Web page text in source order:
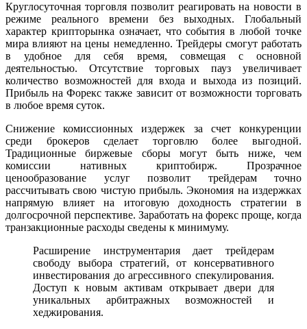
Круглосуточная торговля позволит реагировать на новости в
режиме реального времени без выходных. Глобальный
характер крипторынка означает, что события в любой точке
мира влияют на цены немедленно. Трейдеры смогут работать
в удобное для себя время, совмещая с основной
деятельностью. Отсутствие торговых пауз увеличивает
количество возможностей для входа и выхода из позиций.
Прибыль на Форекс также зависит от возможности торговать
в любое время суток.
Снижение комиссионных издержек за счет конкуренции
среди брокеров сделает торговлю более выгодной.
Традиционные биржевые сборы могут быть ниже, чем
комиссии нативных криптобирж. Прозрачное
ценообразование услуг позволит трейдерам точно
рассчитывать свою чистую прибыль. Экономия на издержках
напрямую влияет на итоговую доходность стратегии в
долгосрочной перспективе. Заработать на форекс проще, когда
транзакционные расходы сведены к минимуму.
Расширение инструментария дает трейдерам
свободу выбора стратегий, от консервативного
инвестирования до агрессивного спекулирования.
Доступ к новым активам открывает двери для
уникальных арбитражных возможностей и
хеджирования.